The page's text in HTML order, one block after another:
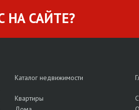
САЙТЕ?
Каталог недвижимости
Квартиры